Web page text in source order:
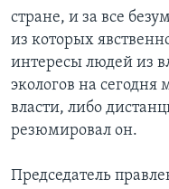
стране, и за все
из которых
интересы людей из
экологов на
власти, либо
резюмировал он.
Председатель